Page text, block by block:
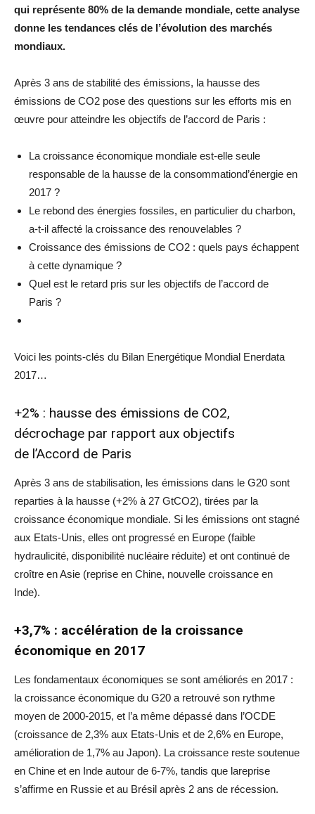
qui représente 80% de la demande mondiale, cette analyse
donne les tendances clés de l’évolution des marchés
mondiaux.
Après 3 ans de stabilité des émissions, la hausse des
émissions de CO2 pose des questions sur les efforts mis en
œuvre pour atteindre les objectifs de l’accord de Paris :
La croissance économique mondiale est-elle seule
responsable de la hausse de la consommationd’énergie en
2017 ?
Le rebond des énergies fossiles, en particulier du charbon,
a-t-il affecté la croissance des renouvelables ?
Croissance des émissions de CO2 : quels pays échappent
à cette dynamique ?
Quel est le retard pris sur les objectifs de l’accord de
Paris ?
Voici les points-clés du Bilan Energétique Mondial Enerdata
2017…
+2% : hausse des émissions de CO2,
décrochage par rapport aux objectifs
de l’Accord de Paris
Après 3 ans de stabilisation, les émissions dans le G20 sont
reparties à la hausse (+2% à 27 GtCO2), tirées par la
croissance économique mondiale. Si les émissions ont stagné
aux Etats-Unis, elles ont progressé en Europe (faible
hydraulicité, disponibilité nucléaire réduite) et ont continué de
croître en Asie (reprise en Chine, nouvelle croissance en
Inde).
+3,7% : accélération de la croissance
économique en 2017
Les fondamentaux économiques se sont améliorés en 2017 :
la croissance économique du G20 a retrouvé son rythme
moyen de 2000-2015, et l’a même dépassé dans l’OCDE
(croissance de 2,3% aux Etats-Unis et de 2,6% en Europe,
amélioration de 1,7% au Japon). La croissance reste soutenue
en Chine et en Inde autour de 6-7%, tandis que lareprise
s’affirme en Russie et au Brésil après 2 ans de récession.